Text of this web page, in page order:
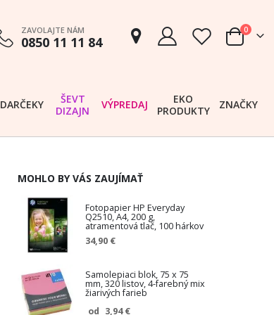
ZAVOLAJTE NÁM
0850 11 11 84 Cart
0
DARČEKY
ŠEVT
DIZAJN
VÝPREDAJ
EKO
PRODUKTY
ZNAČKY
MOHLO BY VÁS ZAUJÍMAŤ
Fotopapier HP Everyday
Q2510, A4, 200 g,
atramentová tlač, 100 hárkov
34,90 €
Samolepiaci blok, 75 x 75
mm, 320 listov, 4-farebný mix
žiarivých farieb
od 3,94 €